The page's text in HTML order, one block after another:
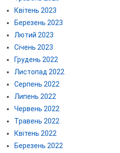
Квітень 2023
Березень 2023
Лютий 2023
Січень 2023
Грудень 2022
Листопад 2022
Серпень 2022
Липень 2022
Червень 2022
Травень 2022
Квітень 2022
Березень 2022